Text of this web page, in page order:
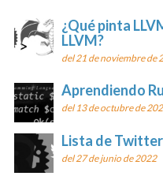
¿Qué pinta
LLVM?
del 21 de noviembre de
Aprendiendo
del 13 de octubre de
Lista de
del 27 de junio de 2022